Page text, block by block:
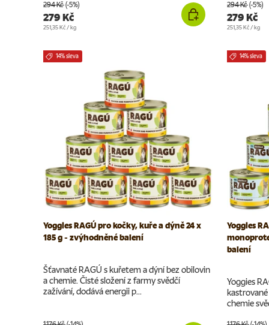
294 Kč(-5%)
279 Kč
Cena za jednotku
251,35 Kč/ kg
294 Kč(-5%)
279 Kč
Cena za jednotku
251,35 Kč/ kg
14% sleva
Yoggies RAGÚ pro kočky, kuře a dýně 24 x
185 g - zvýhodněné balení
Šťavnaté RAGÚ s kuřetem a dýní bez obilovin
a chemie. Čisté složení z farmy svědčí
zažívání, dodává energii p...
14% sleva
Yoggies
balení
Yoggies
chemie